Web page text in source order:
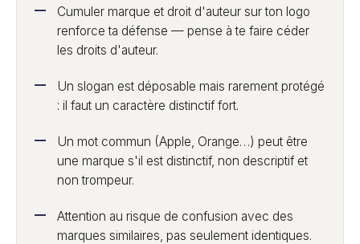
Cumuler marque et droit d'auteur sur ton logo
renforce ta défense — pense à te faire céder
les droits d'auteur.
Un slogan est déposable mais rarement protégé
: il faut un caractère distinctif fort.
Un mot commun (Apple, Orange…) peut être
une marque s'il est distinctif, non descriptif et
non trompeur.
Attention au risque de confusion avec des
marques similaires, pas seulement identiques.